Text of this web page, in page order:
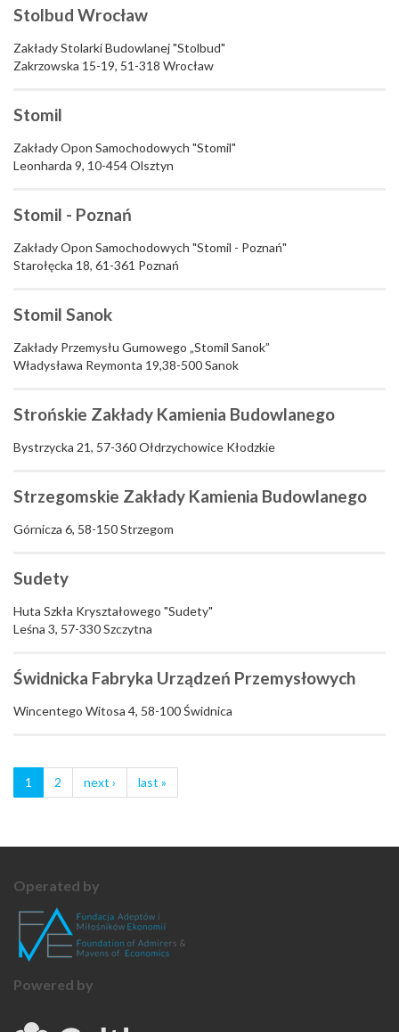
Stolbud Wrocław
Zakłady Stolarki Budowlanej "Stolbud"
Zakrzowska 15-19, 51-318 Wrocław
Stomil
Zakłady Opon Samochodowych "Stomil"
Leonharda 9, 10-454 Olsztyn
Stomil - Poznań
Zakłady Opon Samochodowych "Stomil - Poznań"
Starołęcka 18, 61-361 Poznań
Stomil Sanok
Zakłady Przemysłu Gumowego „Stomil Sanok”
Władysława Reymonta 19,38-500 Sanok
Strońskie Zakłady Kamienia Budowlanego
Bystrzycka 21, 57-360 Ołdrzychowice Kłodzkie
Strzegomskie Zakłady Kamienia Budowlanego
Górnicza 6, 58-150 Strzegom
Sudety
Huta Szkła Kryształowego "Sudety"
Leśna 3, 57-330 Szczytna
Świdnicka Fabryka Urządzeń Przemysłowych
Wincentego Witosa 4, 58-100 Świdnica
1 2 next › last »
Operated by
Powered by